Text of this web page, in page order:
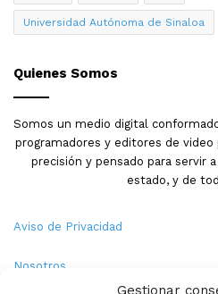
Gestionar
Universidad Autónoma de Sinaloa
Quienes Somos
Somos un medio digital
programadores y editores de
precisión y pensado para servir
estado, y de
Aviso de Privacidad
Nosotros